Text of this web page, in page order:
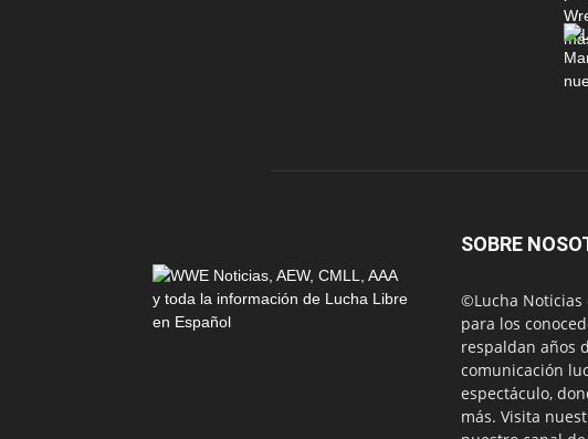
SOBRE
©Lucha Noticias
para los
respaldan años
comunicación
espectáculo,
más. Visita